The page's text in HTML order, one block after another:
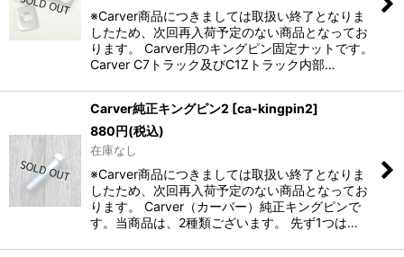
※Carver商品につきましては取扱い終了となりま
したため、次回再入荷予定のない商品となってお
ります。 Carver用のキングピン固定ナットです。
Carver C7トラック及びC1Zトラック内部…
Carver純正キングピン2 [ca-kingpin2]
880円(税込)
在庫なし
※Carver商品につきましては取扱い終了となりま
したため、次回再入荷予定のない商品となってお
ります。 Carver（カーバー）純正キングピンで
す。当商品は、2種類ございます。 先ず1つは…